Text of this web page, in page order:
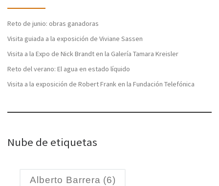
Reto de junio: obras ganadoras
Visita guiada a la exposición de Viviane Sassen
Visita a la Expo de Nick Brandt en la Galería Tamara Kreisler
Reto del verano: El agua en estado líquido
Visita a la exposición de Robert Frank en la Fundación Telefónica
Nube de etiquetas
Alberto Barrera (6)